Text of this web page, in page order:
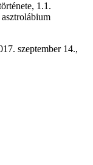
1.1.
szeptember 14.,